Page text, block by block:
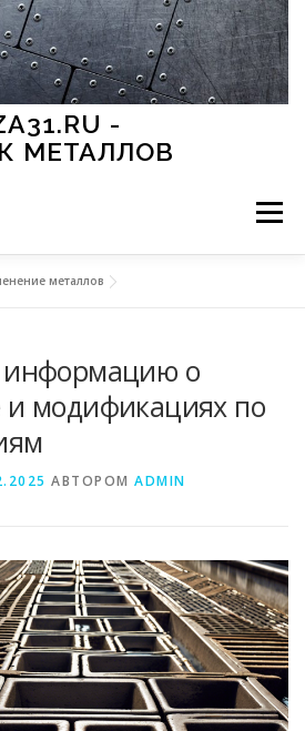
-
МЕТАЛЛОВ
Меню
СРЕДА
металлов
информацию о
и модификациях по
АВТОРОМ ADMIN